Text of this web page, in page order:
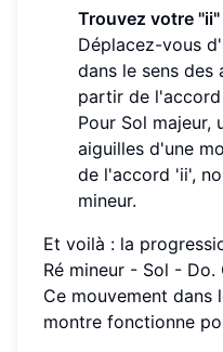
Trouvez votre
Déplacez-vous
dans le sens des
partir de
Pour Sol majeur,
aiguilles d'une
de l'accord 'ii',
mineur.
Et voilà : la
Ré mineur - Sol -
Ce mouvement dans
montre fonctionne